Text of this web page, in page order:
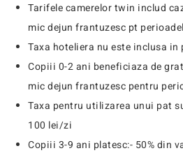
Tarifele camerelor twin includ
mic dejun frantuzesc pt
Taxa hoteliera nu este inclusa in
Copiii 0-2 ani beneficiaza de
mic dejun frantuzesc pentru
Taxa pentru utilizarea unui pat
100 lei/zi
Copiii 3-9 ani platesc:- 50% din